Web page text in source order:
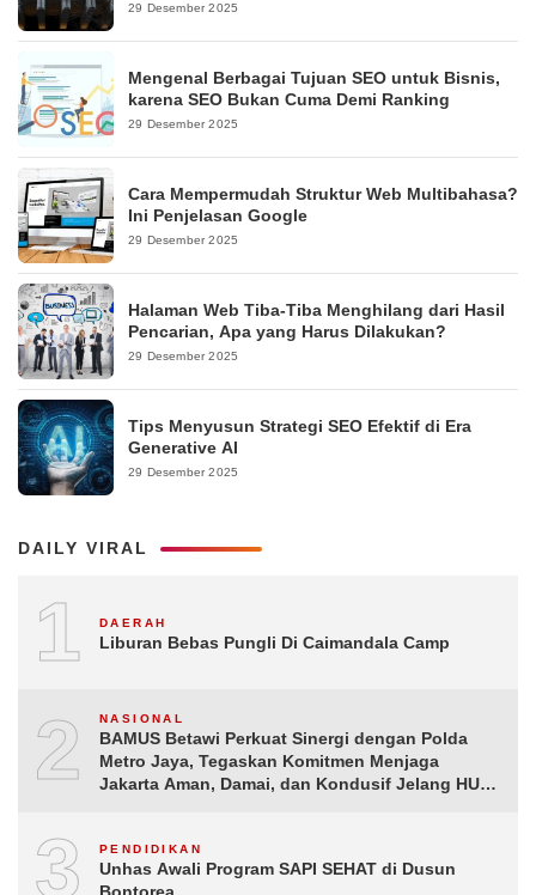
29 Desember 2025
Mengenal Berbagai Tujuan SEO untuk Bisnis,
karena SEO Bukan Cuma Demi Ranking
29 Desember 2025
Cara Mempermudah Struktur Web Multibahasa?
Ini Penjelasan Google
29 Desember 2025
Halaman Web Tiba-Tiba Menghilang dari Hasil
Pencarian, Apa yang Harus Dilakukan?
29 Desember 2025
Tips Menyusun Strategi SEO Efektif di Era
Generative AI
29 Desember 2025
DAILY VIRAL
1 DAERAH
Liburan Bebas Pungli Di Caimandala Camp
2 NASIONAL
BAMUS Betawi Perkuat Sinergi dengan Polda
Metro Jaya, Tegaskan Komitmen Menjaga
Jakarta Aman, Damai, dan Kondusif Jelang HUT
3 PENDIDIKAN
Unhas Awali Program SAPI SEHAT di Dusun
Bontorea